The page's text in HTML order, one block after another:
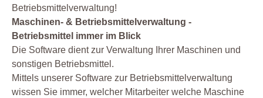
Betriebsmittelverwaltung!
Maschinen- & Betriebsmittelverwaltung -
Betriebsmittel immer im Blick
Die Software dient zur Verwaltung Ihrer Maschinen und
sonstigen Betriebsmittel.
Mittels unserer Software zur Betriebsmittelverwaltung
wissen Sie immer, welcher Mitarbeiter welche Maschine